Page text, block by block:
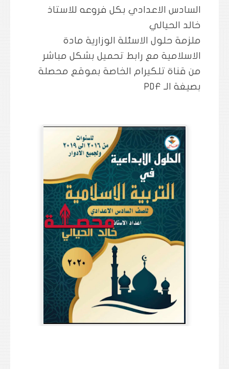
السادس الاعدادي بكل فروعه للاستاذ
خالد الحيالي
ملزمة حلول الاسئلة الوزارية مادة
الاسلامية مع رابط تحميل بشكل مباشر
من قناة تلكيرام الخاصة بموقع محصلة
بصيغة الـ PDF